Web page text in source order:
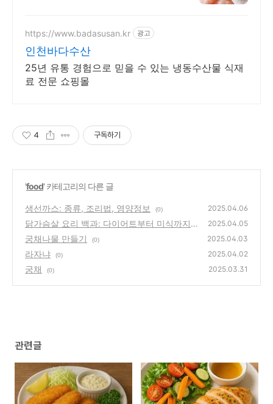
https://www.badasusan.kr 광고
인천바다수산
25년 유통 경험으로 믿을 수 있는 냉동수산물 식재
료 전문 쇼핑몰
4 구독하기
'food' 카테고리의 다른 글
생선까스: 종류, 조리법, 영양정보 (0) 2025.04.06
닭가슴살 요리 백과: 다이어트부터 미식까지,
무한 변신
(0)
2025.04.05
궁채나물 만들기 (0) 2025.04.03
라자냐 (0) 2025.04.02
궁채 (0) 2025.03.31
관련글